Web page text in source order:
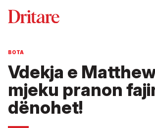
BOTA
Vdekja e
mjeku pranon
dënohet!